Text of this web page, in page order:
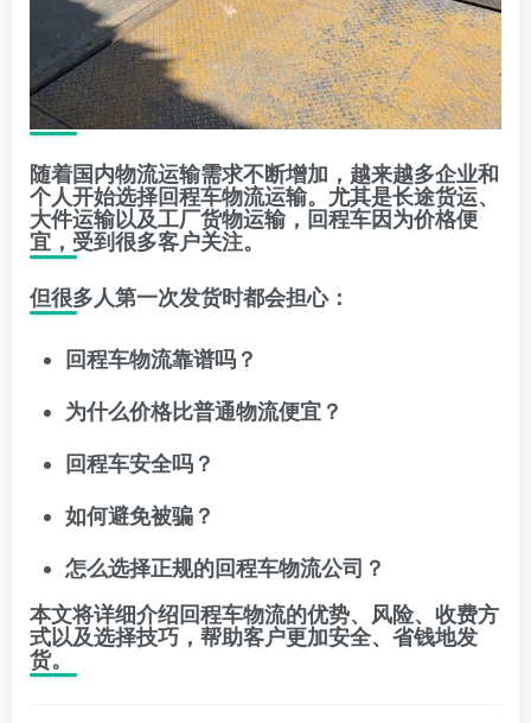
随着国内物流运输需求不断增加，越来越多企业和
个人开始选择回程车物流运输。尤其是长途货运、
大件运输以及工厂货物运输，回程车因为价格便
宜，受到很多客户关注。
但很多人第一次发货时都会担心：
回程车物流靠谱吗？
为什么价格比普通物流便宜？
回程车安全吗？
如何避免被骗？
怎么选择正规的回程车物流公司？
本文将详细介绍回程车物流的优势、风险、收费方
式以及选择技巧，帮助客户更加安全、省钱地发
货。